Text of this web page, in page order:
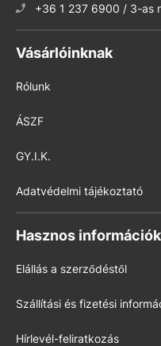
+36 1 237 6900 / 3-as
Vásárlóinknak
Rólunk
ÁSZF
GY.I.K.
Adatvédelmi tájékoztató
Hasznos információk
Elállás a szerződéstől
Szállítási és fizetési
Hírlevél-feliratkozás